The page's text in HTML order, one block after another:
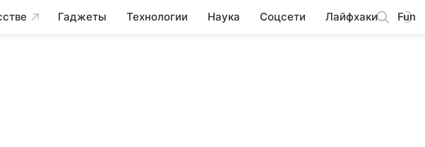
Гаджеты Технологии Наука Соцсети Лайфхаки Fun